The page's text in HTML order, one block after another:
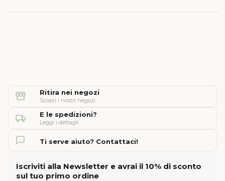
Ritira nei negozi
Scopri i nostri negozi
E le spedizioni?
Leggi i dettagli
Ti serve aiuto? Contattaci!
Iscriviti alla Newsletter e avrai il 10% di sconto
sul tuo primo ordine